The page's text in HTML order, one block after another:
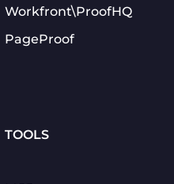
Workfront\ProofHQ
PageProof
TOOLS